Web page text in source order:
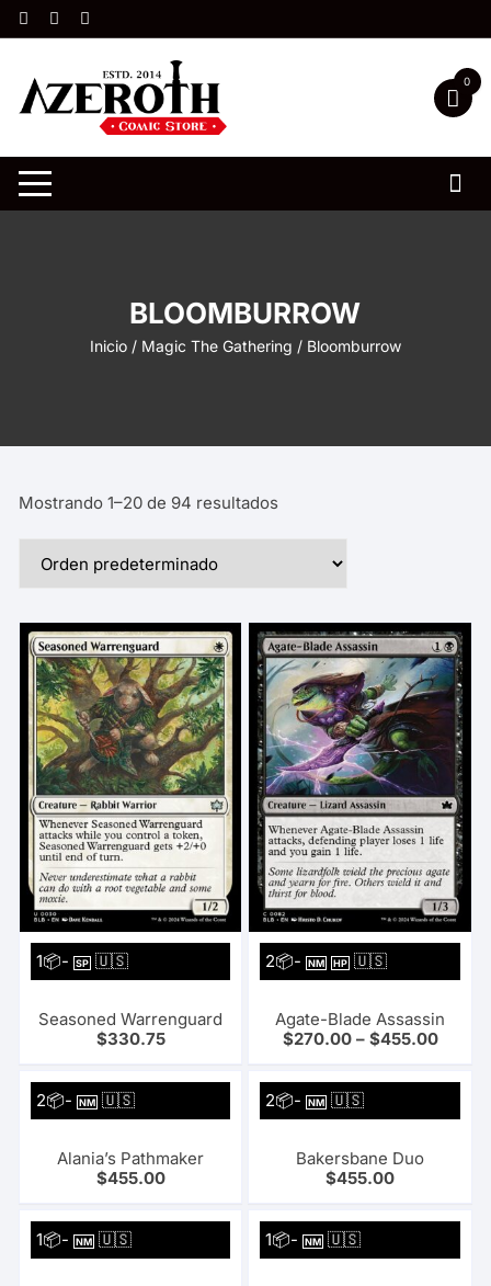
Saltar
al
0
BLOOMBURROW
Inicio/ Magic The Gathering / Bloomburrow
Mostrando 1–20 de 94 resultados
1📦-SP 🇺🇸
Seasoned Warrenguard
$330.75
2📦-NM HP 🇺🇸
Agate-Blade Assassin
$270.00– $455.00
2📦-NM 🇺🇸
Alania’s Pathmaker
$455.00
2📦-NM 🇺🇸
Bakersbane Duo
$455.00
1📦-NM 🇺🇸 1📦-NM 🇺🇸